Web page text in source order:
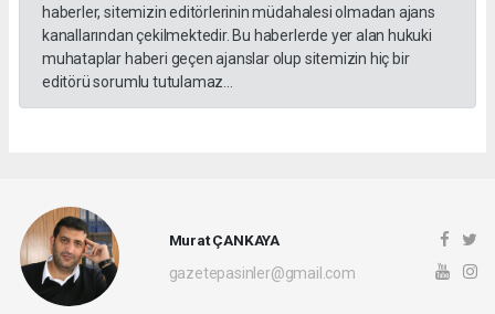
haberler, sitemizin editörlerinin müdahalesi olmadan ajans
kanallarından çekilmektedir. Bu haberlerde yer alan hukuki
muhataplar haberi geçen ajanslar olup sitemizin hiç bir
editörü sorumlu tutulamaz...
Murat ÇANKAYA
gazetepasinler@gmail.com